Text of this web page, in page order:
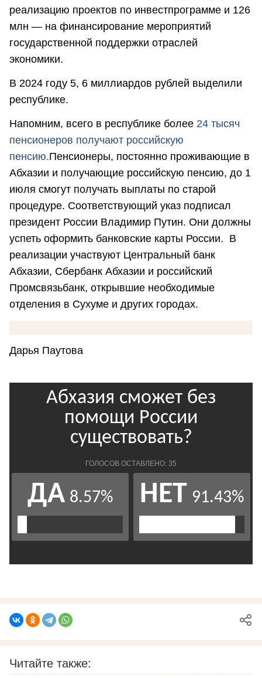
реализацию проектов по инвестпрограмме и 126
млн — на финансирование мероприятий
государственной поддержки отраслей
экономики.
В 2024 году 5, 6 миллиардов рублей выделили
республике.
Напомним, всего в республике более 24 тысяч
пенсионеров получают российскую
пенсию.Пенсионеры, постоянно проживающие в
Абхазии и получающие российскую пенсию, до 1
июля смогут получать выплаты по старой
процедуре. Соответствующий указ подписал
президент России Владимир Путин. Они должны
успеть оформить банковские карты России. В
реализации участвуют Центральный банк
Абхазии, Сбербанк Абхазии и российский
Промсвязьбанк, открывшие необходимые
отделения в Сухуме и других городах.
Дарья Паутова
Читайте также: